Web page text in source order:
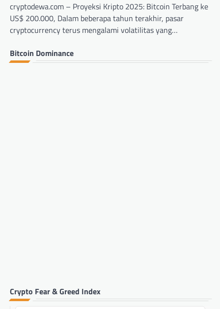
cryptodewa.com – Proyeksi Kripto 2025: Bitcoin Terbang ke
US$ 200.000, Dalam beberapa tahun terakhir, pasar
cryptocurrency terus mengalami volatilitas yang…
Bitcoin Dominance
Crypto Fear & Greed Index